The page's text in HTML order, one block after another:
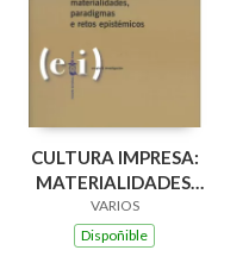
CULTURA IMPRESA:
MATERIALIDADES,
PARADIGMAS E
RETOS EPISTÉMICOS
VARIOS
Dispoñible